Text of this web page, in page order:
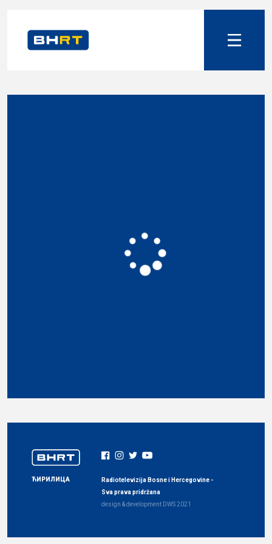
ЋИРИЛИЦА
Radiotelevizija Bosne i Hercegovine -
Sva prava pridržana
design & development DWS2021